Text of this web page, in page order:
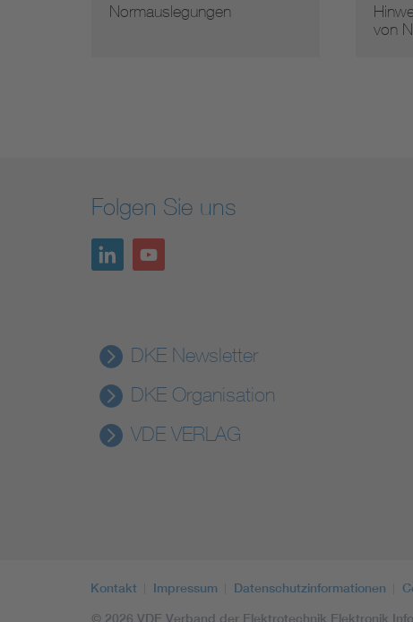
Hinweise zur Vervielfältigung
Mit
Folgen Sie uns
DKE Newsletter
DKE Organisation
VDE VERLAG
Kontakt Impressum Datenschutzinformationen
© 2026 VDE Verband der Elektrotechnik Elektronik